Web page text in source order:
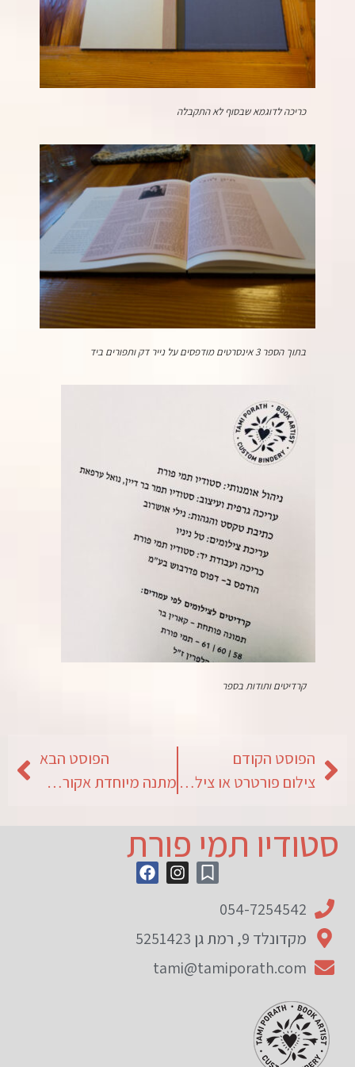
כריכה לדוגמא שבסוף לא התקבלה
בתוך הספר 3 אינסרטים מודפסים על נייר דק ותפורים ביד
קרדיטים ותודות בספר
הפוסט הקודם
צילום פורטרט או צילום פרופיל
הפוסט הבא
מתנה מיוחדת אקורדיון מעוצב
סטודיו תמי פורת
054-7254542
מקדונלד 9, רמת גן 5251423
tami@tamiporath.com